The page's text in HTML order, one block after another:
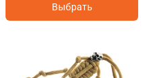
Выбрать